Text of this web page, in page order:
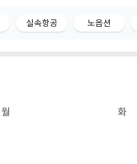
실속항공 노옵션
월 화